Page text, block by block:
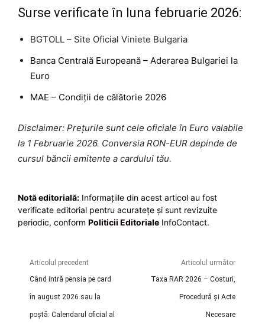
Surse verificate în luna februarie 2026:
BGTOLL – Site Oficial Viniete Bulgaria
Banca Centrală Europeană – Aderarea Bulgariei la
Euro
MAE – Condiții de călătorie 2026
Disclaimer: Prețurile sunt cele oficiale în Euro valabile
la 1 Februarie 2026. Conversia RON-EUR depinde de
cursul băncii emitente a cardului tău.
Notă editorială: Informațiile din acest articol au fost
verificate editorial pentru acuratețe și sunt revizuite
periodic, conform Politicii Editoriale InfoContact.
Articolul precedent
Când intră pensia pe card
în august 2026 sau la
poștă: Calendarul oficial al
Articolul următor
Taxa RAR 2026 – Costuri,
Procedură și Acte
Necesare